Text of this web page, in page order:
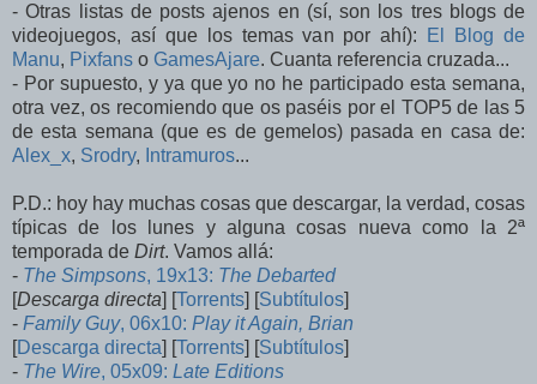
- Otras listas de posts ajenos en (sí, son los tres blogs de
videojuegos, así que los temas van por ahí):
El Blog de
Manu, Pixfans o GamesAjare. Cuanta referencia cruzada...
- Por supuesto, y ya que yo no he participado esta semana,
otra vez, os recomiendo que os paséis por el TOP5 de las 5
de esta semana (que es de gemelos) pasada en casa de:
Alex_x, Srodry, Intramuros...
P.D.: hoy hay muchas cosas que descargar, la verdad, cosas
típicas de los lunes y alguna cosas nueva como la 2ª
temporada de Dirt. Vamos allá:
- The Simpsons, 19x13: The Debarted
[Descarga directa] [Torrents] [Subtítulos]
- Family Guy, 06x10: Play it Again, Brian
[Descarga directa] [Torrents] [Subtítulos]
- The Wire, 05x09: Late Editions